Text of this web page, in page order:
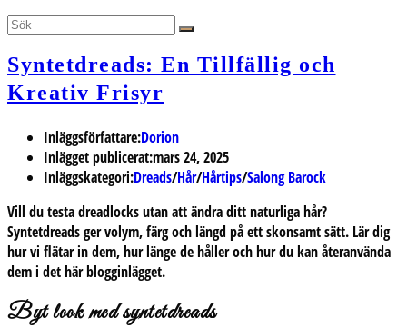
Syntetdreads: En Tillfällig och
Kreativ Frisyr
Inläggsförfattare:Dorion
Inlägget publicerat:mars 24, 2025
Inläggskategori:Dreads/Hår/Hårtips/Salong Barock
Vill du testa dreadlocks utan att ändra ditt naturliga hår?
Syntetdreads ger volym, färg och längd på ett skonsamt sätt. Lär dig
hur vi flätar in dem, hur länge de håller och hur du kan återanvända
dem i det här blogginlägget.
Byt look med syntetdreads